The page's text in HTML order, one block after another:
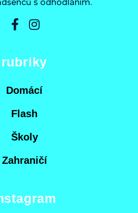
s odhodláním.
rubriky
Domácí
Flash
Školy
Zahraničí